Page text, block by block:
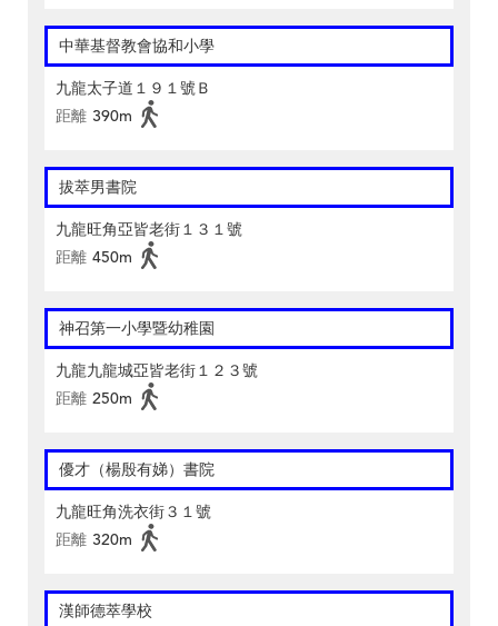
中華基督教會協和小學
九龍太子道１９１號Ｂ
距離 390m
拔萃男書院
九龍旺角亞皆老街１３１號
距離 450m
神召第一小學暨幼稚園
九龍九龍城亞皆老街１２３號
距離 250m
優才（楊殷有娣）書院
九龍旺角洗衣街３１號
距離 320m
漢師德萃學校